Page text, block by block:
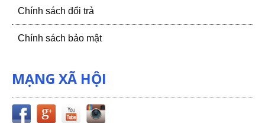
Chính sách đổi trả
Chính sách bảo mật
MẠNG XÃ HỘI